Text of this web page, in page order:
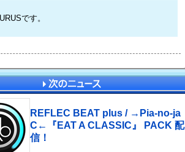
です。
REFLEC BEAT plus / →Pia-no-ja
C←『EAT A CLASSIC』 PACK 配
信！